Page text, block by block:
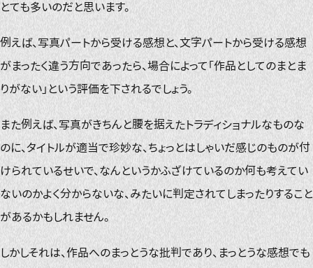
とても多いのだと思います。
例えば、写真パートから受ける感想と、文字パートから受ける感想
がまったく違う方向であったら、場合によって「作品としてのまとま
りがない」という評価を下されるでしょう。
また例えば、写真がきちんと腰を据えたトラディショナルなものな
のに、タイトルが適当で珍妙な、ちょっとはしゃいだ感じのものが付
けられているせいで、なんというかふざけているのか何も考えてい
ないのかよく分からないな、みたいに判定されてしまったりすること
があるかもしれません。
しかしそれは、作品へのまっとうな批判であり、まっとうな感想でも